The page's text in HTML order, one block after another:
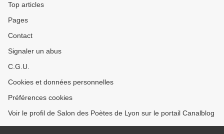
Top articles
Pages
Contact
Signaler un abus
C.G.U.
Cookies et données personnelles
Préférences cookies
Voir le profil de Salon des Poètes de Lyon sur le portail Canalblog